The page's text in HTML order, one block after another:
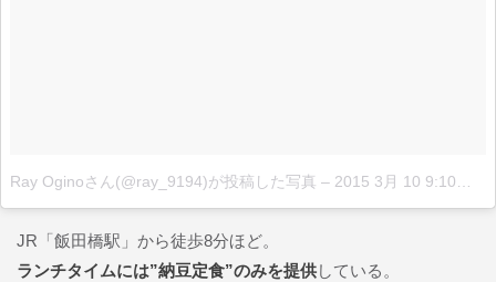
Ray Oginoさん(@ray_9194)が投稿した写真 – 2015 3月 10 9:10午後 PDT
JR「飯田橋駅」から徒歩8分ほど。
ランチタイムには”納豆定食”のみを提供している。